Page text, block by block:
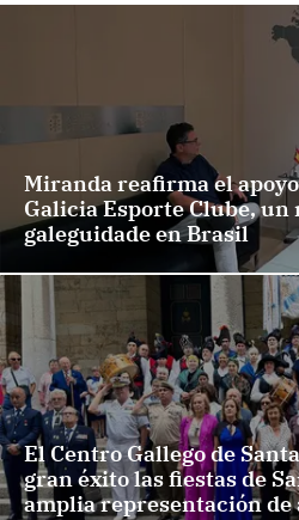
Miranda reafirma el
Galicia Esporte Clube,
galeguidade en Brasil
El Centro Gallego de
gran éxito las fiestas de
amplia representación de